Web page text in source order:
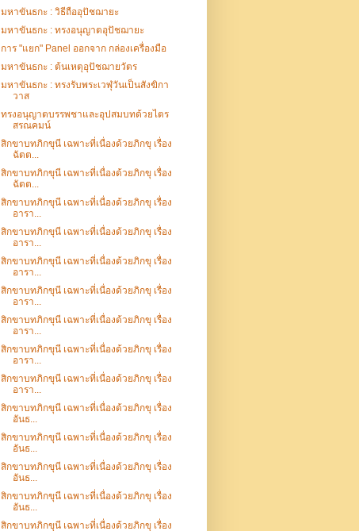
มหาขันธกะ : วิธีถืออุปัชฌายะ
มหาขันธกะ : ทรงอนุญาตอุปัชฌายะ
การ "แยก" Panel ออกจาก กล่องเครื่องมือ
มหาขันธกะ : ต้นเหตุอุปัชฌายวัตร
มหาขันธกะ : ทรงรับพระเวฬุวันเป็นสังฆิกา
วาส
ทรงอนุญาตบรรพชาและอุปสมบทด้วยไตร
สรณคมน์
สิกขาบทภิกขุนี เฉพาะที่เนื่องด้วยภิกขุ เรื่อง
ฉัตต...
สิกขาบทภิกขุนี เฉพาะที่เนื่องด้วยภิกขุ เรื่อง
ฉัตต...
สิกขาบทภิกขุนี เฉพาะที่เนื่องด้วยภิกขุ เรื่อง
อารา...
สิกขาบทภิกขุนี เฉพาะที่เนื่องด้วยภิกขุ เรื่อง
อารา...
สิกขาบทภิกขุนี เฉพาะที่เนื่องด้วยภิกขุ เรื่อง
อารา...
สิกขาบทภิกขุนี เฉพาะที่เนื่องด้วยภิกขุ เรื่อง
อารา...
สิกขาบทภิกขุนี เฉพาะที่เนื่องด้วยภิกขุ เรื่อง
อารา...
สิกขาบทภิกขุนี เฉพาะที่เนื่องด้วยภิกขุ เรื่อง
อารา...
สิกขาบทภิกขุนี เฉพาะที่เนื่องด้วยภิกขุ เรื่อง
อารา...
สิกขาบทภิกขุนี เฉพาะที่เนื่องด้วยภิกขุ เรื่อง
อันธ...
สิกขาบทภิกขุนี เฉพาะที่เนื่องด้วยภิกขุ เรื่อง
อันธ...
สิกขาบทภิกขุนี เฉพาะที่เนื่องด้วยภิกขุ เรื่อง
อันธ...
สิกขาบทภิกขุนี เฉพาะที่เนื่องด้วยภิกขุ เรื่อง
อันธ...
สิกขาบทภิกขุนี เฉพาะที่เนื่องด้วยภิกขุ เรื่อง